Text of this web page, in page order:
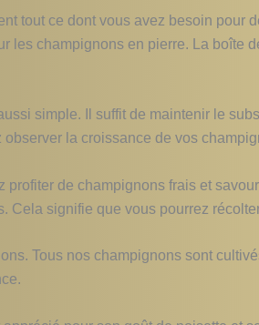
tout ce dont vous avez besoin
les champignons en pierre. La
simple. Il suffit de maintenir le
la croissance de vos
profiter de champignons frais et
Cela signifie que vous pourrez
Tous nos champignons sont